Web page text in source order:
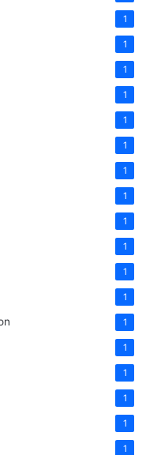
1
1
1
1
1
1
1
1
1
1
1
1
1
1
1
1
1
1